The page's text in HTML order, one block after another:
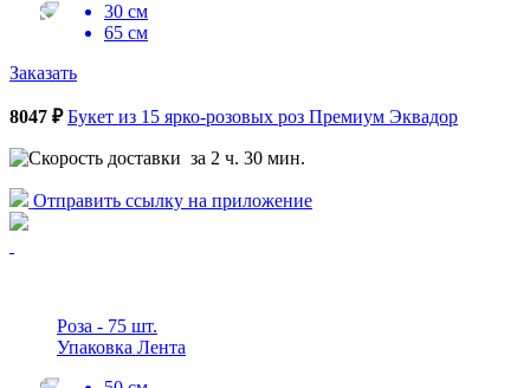
30 см
65 см
Заказать
8047 ₽ Букет из 15 ярко-розовых роз Премиум Эквадор
за 2 ч. 30 мин.
Отправить ссылку на приложение
Роза - 75 шт.
Упаковка Лента